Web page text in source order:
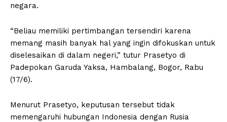
negara.
“Beliau memiliki pertimbangan tersendiri karena
memang masih banyak hal yang ingin difokuskan untuk
diselesaikan di dalam negeri,” tutur Prasetyo di
Padepokan Garuda Yaksa, Hambalang, Bogor, Rabu
(17/6).
Menurut Prasetyo, keputusan tersebut tidak
memengaruhi hubungan Indonesia dengan Rusia